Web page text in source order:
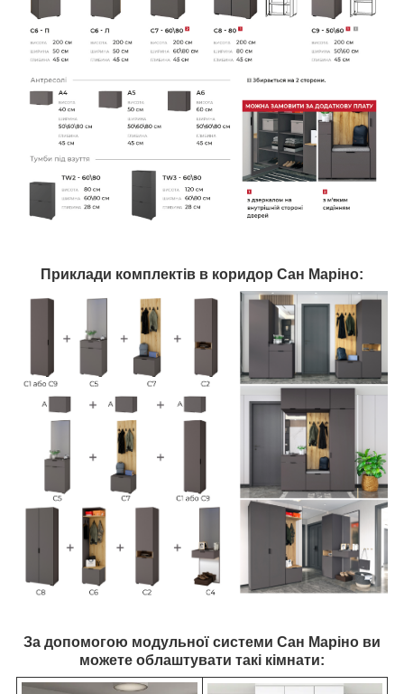
Приклади комплектів в коридор Сан Маріно:
За допомогою модульної системи Сан Маріно ви
можете облаштувати такі кімнати: